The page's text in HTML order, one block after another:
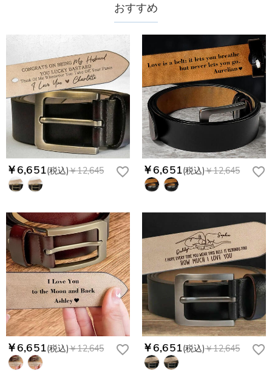
おすすめ
￥6,651(税込)￥12,645 ￥6,651(税込)￥12,645
￥6,651(税込)￥12,645 ￥6,651(税込)￥12,645